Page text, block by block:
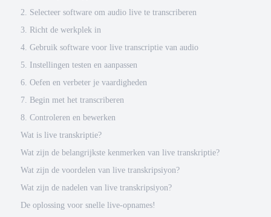
2. Selecteer software om audio live te transcriberen
3. Richt de werkplek in
4. Gebruik software voor live transcriptie van audio
5. Instellingen testen en aanpassen
6. Oefen en verbeter je vaardigheden
7. Begin met het transcriberen
8. Controleren en bewerken
Wat is live transkriptie?
Wat zijn de belangrijkste kenmerken van live transkriptie?
Wat zijn de voordelen van live transkripsiyon?
Wat zijn de nadelen van live transkripsiyon?
De oplossing voor snelle live-opnames!